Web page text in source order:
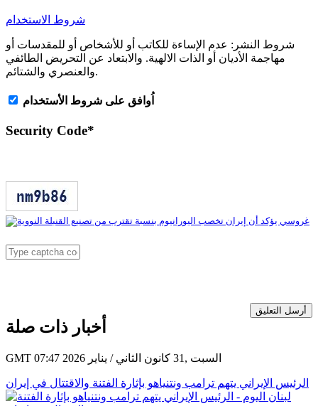
شروط الاستخدام
شروط النشر: عدم الإساءة للكاتب أو للأشخاص أو للمقدسات أو
مهاجمة الأديان أو الذات الالهية. والابتعاد عن التحريض الطائفي
والعنصري والشتائم.
اُوافق على شروط الأستخدام
Security Code*
أرسل التعليق
أخبار ذات صلة
GMT 07:47 2026 السبت ,31 كانون الثاني / يناير
الرئيس الإيراني يتهم ترامب ونتنياهو بإثارة الفتنة والاقتتال في إيران